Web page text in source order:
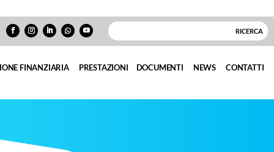
FINANZIARIA PRESTAZIONI DOCUMENTI NEWS CONTATTI